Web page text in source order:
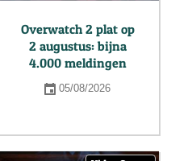
Overwatch 2 plat op
2 augustus: bijna
4.000 meldingen
05/08/2026